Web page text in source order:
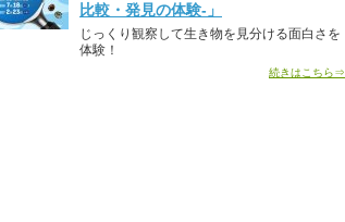
比較・発見の体験-」
じっくり観察して生き物を見分ける面白さを
体験！
続きはこちら⇒